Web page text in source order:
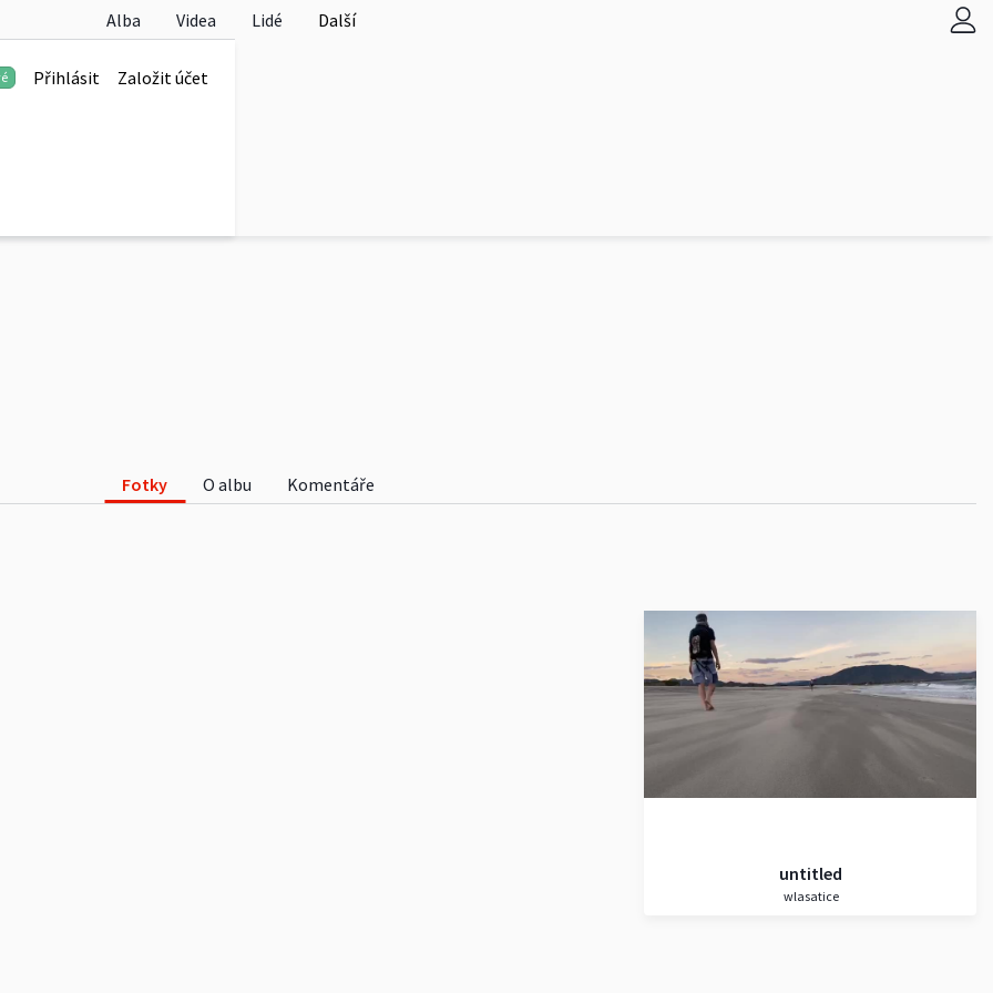
Alba Videa Lidé Další
Přihlásit Založit účet
Fotky O albu Komentáře
untitled
wlasatice